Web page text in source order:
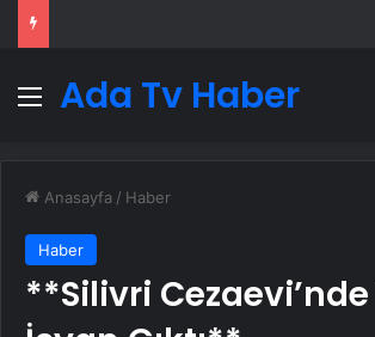
Menü
Ada Tv Haber
Anasayfa / Haber
Haber
**Silivri